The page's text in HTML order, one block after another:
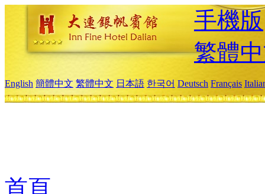
手機版
繁體
English 簡體中文 繁體中文 日本語 한국어 Deutsch Français
首頁